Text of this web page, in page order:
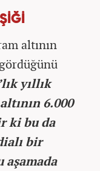
altının
yıllık
6.000
ki bu da
bir
aşamada